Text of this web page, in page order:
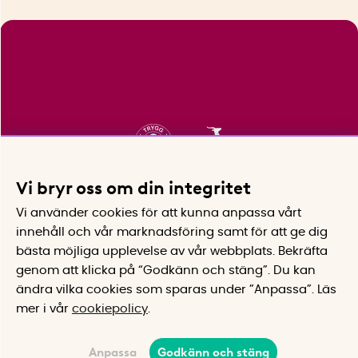
Vi bryr oss om din integritet
Vi använder cookies för att kunna anpassa vårt
innehåll och vår marknadsföring samt för att ge dig
bästa möjliga upplevelse av vår webbplats.
Bekräfta
genom att klicka på “Godkänn och stäng”. Du kan
ändra vilka cookies som sparas under ”Anpassa”.
Läs
mer i vår cookiepolicy
Anpassa Godkänn och stäng